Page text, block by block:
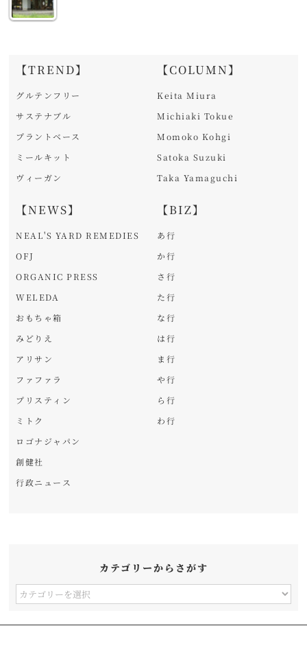
【TREND】
グルテンフリー
サステナブル
プラントベース
ミールキット
ヴィーガン
【NEWS】
NEAL'S YARD REMEDIES
OFJ
ORGANIC PRESS
WELEDA
おもちゃ箱
みどりえ
アリサン
ファファラ
プリスティン
ミトク
ロゴナジャパン
創健社
行政ニュース
【COLUMN】
Keita Miura
Michiaki Tokue
Momoko Kohgi
Satoka Suzuki
Taka Yamaguchi
【BIZ】
あ行
か行
さ行
た行
な行
は行
ま行
や行
ら行
わ行
カテゴリーからさがす
カ